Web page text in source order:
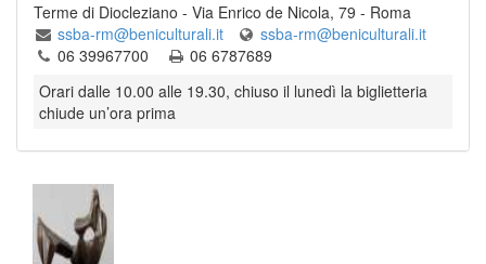
Terme di Diocleziano - Via Enrico de Nicola, 79 - Roma
ssba-rm@beniculturali.it
ssba-rm@beniculturali.it
06 39967700
06 6787689
Orari dalle 10.00 alle 19.30, chiuso il lunedì la biglietteria
chiude un’ora prima